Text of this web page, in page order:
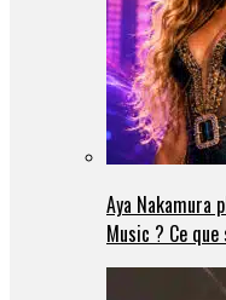
Aya Nakamura
Music ? Ce